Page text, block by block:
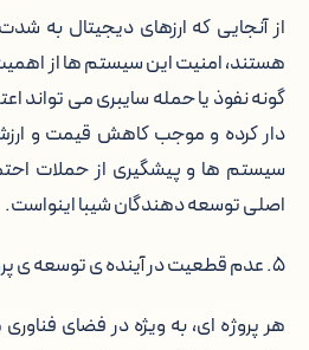
از آنجایی که ارزهای دیجیتال به
هستند، امنیت این سیستم ها از
گونه نفوذ یا حمله سایبری می تواند
دار کرده و موجب کاهش قیمت و
سیستم ها و پیشگیری از حملات
اصلی توسعه دهندگان شیبا اینواست.
۵. عدم قطعیت در آینده ی توسعه ی پروژه
هر پروژه ای، به ویژه در فضای